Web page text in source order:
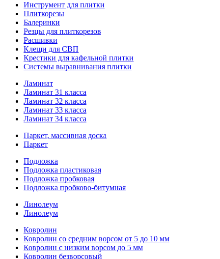
Инструмент для плитки
Плиткорезы
Балеринки
Резцы для плиткорезов
Расшивки
Клещи для СВП
Крестики для кафельной плитки
Системы выравнивания плитки
Ламинат
Ламинат 31 класса
Ламинат 32 класса
Ламинат 33 класса
Ламинат 34 класса
Паркет, массивная доска
Паркет
Подложка
Подложка пластиковая
Подложка пробковая
Подложка пробково-битумная
Линолеум
Линолеум
Ковролин
Ковролин со средним ворсом от 5 до 10 мм
Ковролин с низким ворсом до 5 мм
Ковролин безворсовый